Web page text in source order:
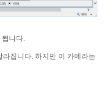
됩니다.
집니다. 하지만 이 카메라는